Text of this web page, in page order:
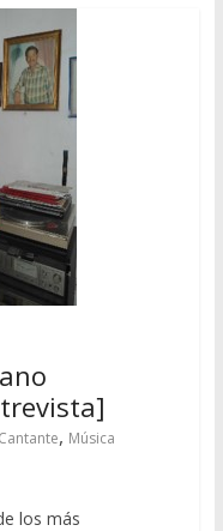
Cantante, Música
los más